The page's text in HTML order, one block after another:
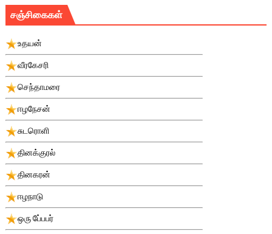
சஞ்சிகைகள்
உதயன்
வீரகேசரி
செந்தாமரை
ஈழநேசன்
சுடரொளி
தினக்குரல்
தினகரன்
ஈழநாடு
ஒரு பே்பபர்